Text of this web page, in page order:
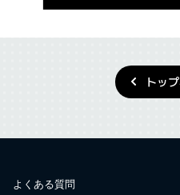
トッ
よくある質問